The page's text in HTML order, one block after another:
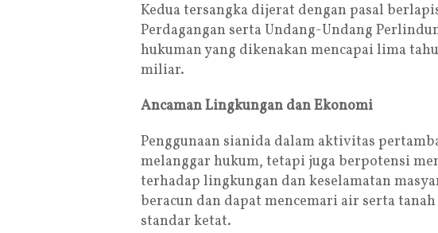
Kedua tersangka dijerat dengan pasal
Perdagangan serta Undang-Undang
hukuman yang dikenakan mencapai lima
miliar.
Ancaman Lingkungan dan Ekonomi
Penggunaan sianida dalam aktivitas
melanggar hukum, tetapi juga berpotensi
terhadap lingkungan dan keselamatan
beracun dan dapat mencemari air serta
standar ketat.